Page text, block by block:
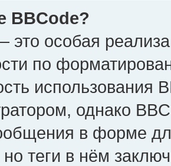
BBCode?
это особая
по
использования
однако
в форме
теги в нём